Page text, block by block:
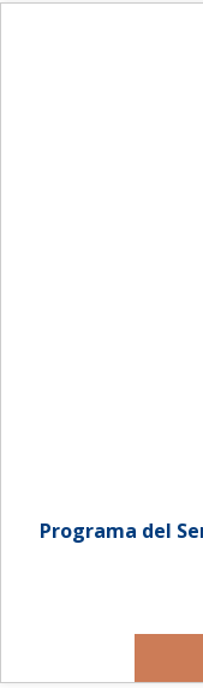
Programa del